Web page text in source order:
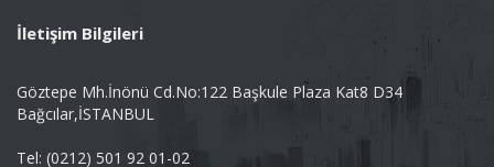
İletişim Bilgileri
Göztepe Mh.İnönü Cd.No:122 Başkule Plaza Kat8 D34
Bağcılar,İSTANBUL
Tel: (0212) 501 92 01-02